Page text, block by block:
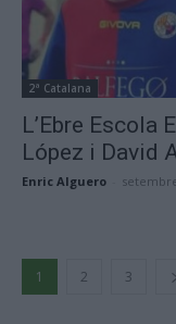
2ª Catalana
L’Ebre Escola
López i David
Enric Alguero
1 2 3